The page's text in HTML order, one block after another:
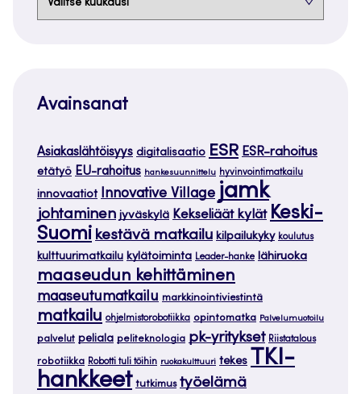
Avainsanat
Asiakaslähtöisyys digitalisaatio ESR ESR-rahoitus
etätyö EU-rahoitus hankesuunnittelu hyvinvointimatkailu
innovaatiot Innovative Village jamk
johtaminen jyväskylä Kekseliäät kylät Keski-
Suomi kestävä matkailu kilpailukyky koulutus
kulttuurimatkailu kylätoiminta Leader-hanke lähiruoka
maaseudun kehittäminen
maaseutumatkailu markkinointiviestintä
matkailu ohjelmistorobotiikka opintomatka Palvelumuotoilu
palvelut peliala peliteknologia pk-yritykset Riistatalous
robotiikka Robotti tuli töihin ruokakulttuuri tekes
TKI-
hankkeet tutkimus työelämä